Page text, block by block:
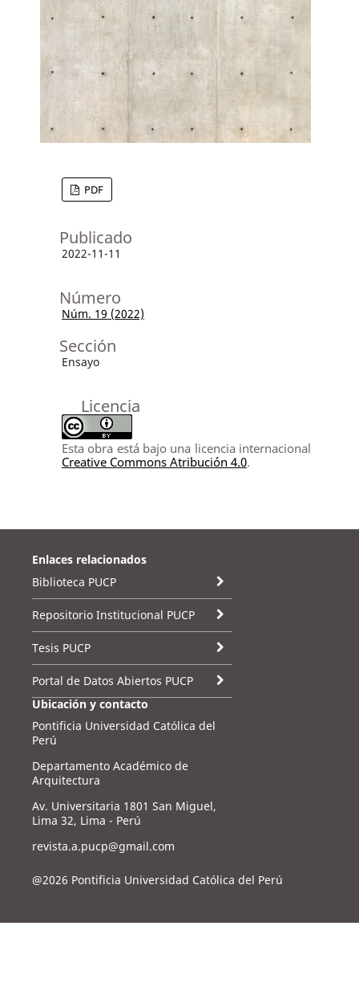
PDF
Publicado
2022-11-11
Número
Núm. 19 (2022)
Sección
Ensayo
Licencia
Esta obra está bajo una licencia internacional
Creative Commons Atribución 4.0.
Enlaces relacionados
Biblioteca PUCP
Repositorio Institucional PUCP
Tesis PUCP
Portal de Datos Abiertos PUCP
Ubicación y contacto
Pontificia Universidad Católica del
Perú
Departamento Académico de
Arquitectura
Av. Universitaria 1801 San Miguel,
Lima 32, Lima - Perú
revista.a.pucp@gmail.com
@2026 Pontificia Universidad Católica del Perú